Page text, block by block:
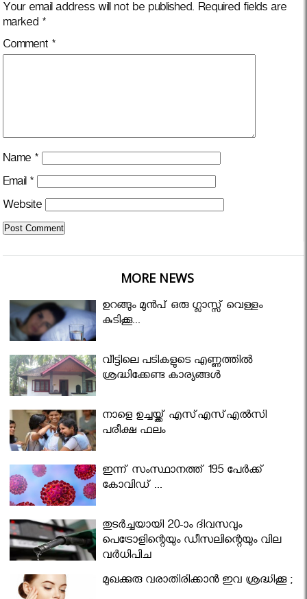
Your email address will not be published. Required fields are
marked *
Comment *
Name *
Email *
Website
MORE NEWS
ഉറങ്ങും മുന്‍പ് ഒരു ഗ്ലാസ്സ് വെള്ളം
കുടിക്കൂ...
വീട്ടിലെ പടികളുടെ എണ്ണത്തിൽ
ശ്രദ്ധിക്കേണ്ട കാര്യങ്ങൾ
നാളെ ഉച്ചയ്ക്ക് എസ്എസ്എല്‍സി
പരീക്ഷ ഫലം
ഇന്ന് സംസ്ഥാനത്ത് 195 പേര്‍ക്ക്
കോവിഡ് ...
തുടർച്ചയായി 20-ാം ദിവസവും
പെട്രോളിന്റെയും ഡീസലിന്റെയും വില
വര്‍ധിപ്പിച്ചു
മുഖക്കുരു വരാതിരിക്കാന്‍ ഇവ ശ്രദ്ധിക്കൂ ;